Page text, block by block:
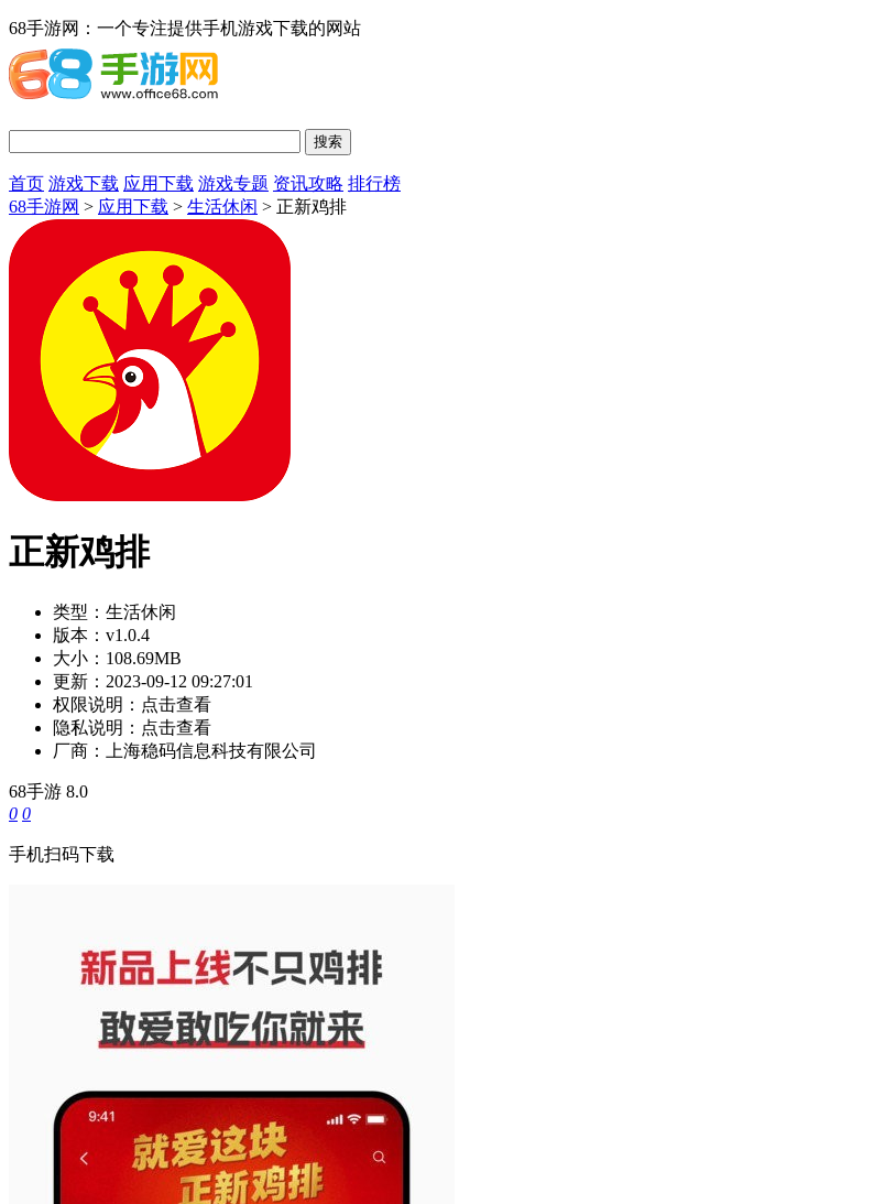
68手游网：一个专注提供手机游戏下载的网站
首页 游戏下载 应用下载 游戏专题 资讯攻略 排行榜
68手游网 > 应用下载 > 生活休闲 > 正新鸡排
正新鸡排
类型： 生活休闲
版本： v1.0.4
大小： 108.69MB
更新： 2023-09-12 09:27:01
权限说明： 点击查看
隐私说明： 点击查看
厂商：
上海稳码信息科技有限公司
68手游 8.0
0 0
手机扫码下载